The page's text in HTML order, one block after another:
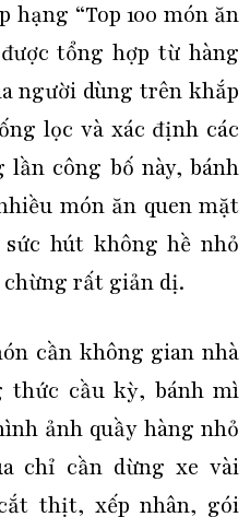
hạng “Top 100 món ăn
tổng hợp từ hàng
người dùng trên khắp
lọc và xác định các
lần công bố này, bánh
món ăn quen mặt
hút không hề nhỏ
rất giản dị.
cần không gian nhà
thức cầu kỳ, bánh mì
ảnh quầy hàng nhỏ
chỉ cần dừng xe vài
thịt, xếp nhân, gói